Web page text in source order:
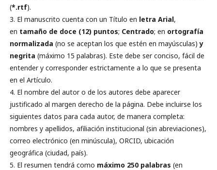
(*.rtf).
3. El manuscrito cuenta con un Título en letra Arial,
en tamaño de doce (12) puntos; Centrado; en ortografía
normalizada (no se aceptan los que estén en mayúsculas)y
negrita (máximo 15 palabras). Este debe ser conciso, fácil de
entender y corresponder estrictamente a lo que se presenta
en el Artículo.
4. El nombre del autor o de los autores debe aparecer
justificado al margen derecho de la página. Debe incluirse los
siguientes datos para cada autor, de manera completa:
nombres y apellidos, afiliación institucional (sin abreviaciones),
correo electrónico (en minúscula), ORCID, ubicación
geográfica (ciudad, país).
5. El resumen tendrá como máximo 250 palabras (en